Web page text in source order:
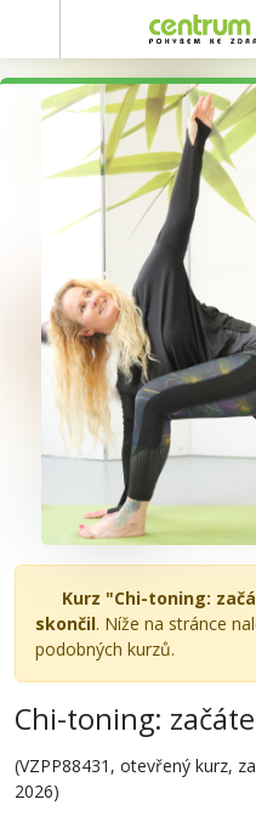
Kurz "Chi-toning:
skončil. Níže na stránce
podobných kurzů.
Chi-toning:
(VZPP88431, otevřený kurz,
2026)